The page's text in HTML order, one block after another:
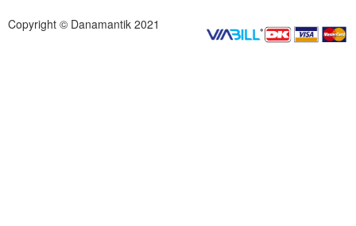
Copyright © Danamantik 2021